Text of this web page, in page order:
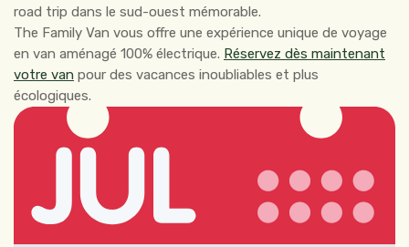
road trip dans le sud-ouest mémorable.
The Family Van vous offre une expérience unique de voyage
en van aménagé 100% électrique. Réservez dès maintenant
votre van pour des vacances inoubliables et plus
écologiques.